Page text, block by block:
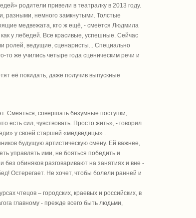
родители привели в театралку в 2013 году.
разными, немного замкнутыми. Толстые
медвежата, кто ж ещё, - смеётся Людмила
у лебедей. Все красивые, успешные. Сейчас
ролей, ведущие, сценаристы... Специально
то же учились четыре года сценическим речи и
её покидать, даже получив выпускные
Смеяться, совершать безумные поступки,
есть сил, чувствовать. Просто жить», - говорил
у своей старшей «медведицы» .
будущую артистическую смену. Ей важнее,
управлять ими, не бояться победить и
обиняков разговаривают на занятиях и вне -
Остерегает. Не хочет, чтобы болели ранней и
чтецов – городских, краевых и российских, в
главному - прежде всего быть людьми,